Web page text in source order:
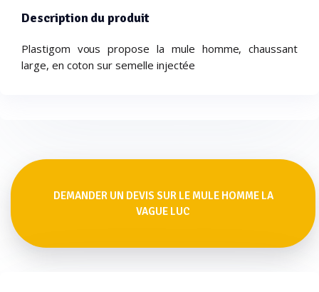
Description du produit
Plastigom vous propose la mule homme, chaussant
large, en coton sur semelle injectée
DEMANDER UN DEVIS SUR LE MULE HOMME LA
VAGUE LUC